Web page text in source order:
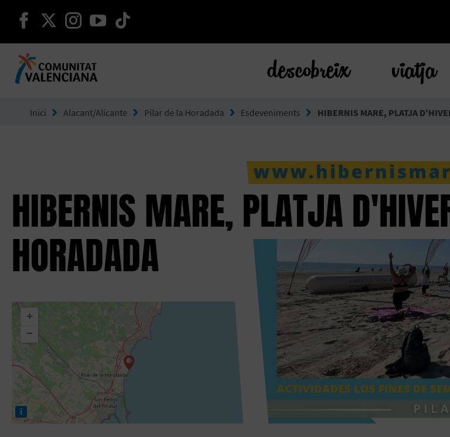
seguir en facebook
seguir en twitter
seguir en instagram
seguir en youtube
descobreix viatja
Inici Alacant/Alicante Pilar de la Horadada Esdeveniments HIBERNIS MARE, PLATJA
HIBERNIS MARE, PLATJA
HORADADA
+
−
i